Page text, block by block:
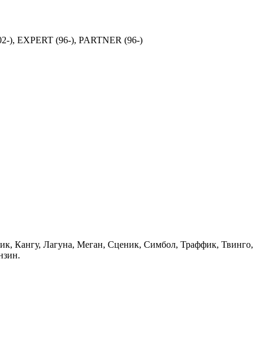
), EXPERT (96-), PARTNER (96-)
Кангу, Лагуна, Меган, Сценик, Симбол, Траффик, Твинго,